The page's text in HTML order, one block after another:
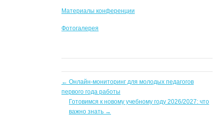
Материалы конференции
Фотогалерея
← Онлайн-мониторинг для молодых педагогов
первого года работы
Готовимся к новому учебному году 2026/2027: что
важно знать →